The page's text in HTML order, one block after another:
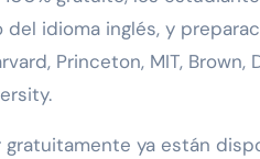
idioma inglés, y
Princeton, MIT, Brown,
ya están